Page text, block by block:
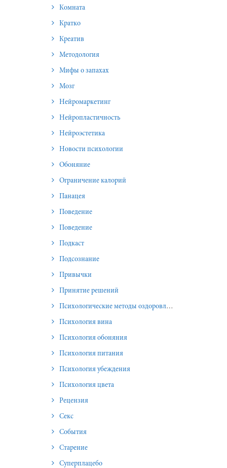
Комната
Кратко
Креатив
Методология
Мифы о запахах
Мозг
Нейромаркетинг
Нейропластичность
Нейроэстетика
Новости психологии
Обоняние
Ограничение калорий
Панацея
Поведение
Поведение
Подкаст
Подсознание
Привычки
Принятие решений
Психологические методы оздоровления и омоложения
Психология вина
Психология обоняния
Психология питания
Психология убеждения
Психология цвета
Рецензия
Секс
События
Старение
Суперплацебо